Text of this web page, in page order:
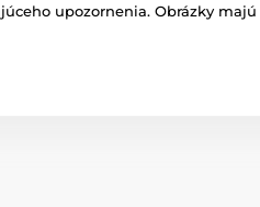
upozornenia. Obrázky majú